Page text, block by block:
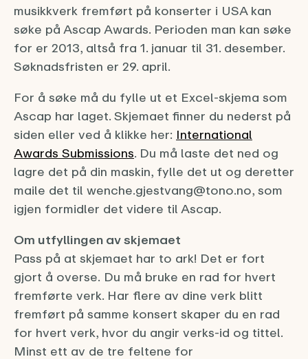
musikkverk fremført på konserter i USA kan
søke på Ascap Awards. Perioden man kan søke
for er 2013, altså fra 1. januar til 31. desember.
Søknadsfristen er 29. april.
For å søke må du fylle ut et Excel-skjema som
Ascap har laget. Skjemaet finner du nederst på
siden eller ved å klikke her: International
Awards Submissions. Du må laste det ned og
lagre det på din maskin, fylle det ut og deretter
maile det til wenche.gjestvang@tono.no, som
igjen formidler det videre til Ascap.
Om utfyllingen av skjemaet
Pass på at skjemaet har to ark! Det er fort
gjort å overse. Du må bruke en rad for hvert
fremførte verk. Har flere av dine verk blitt
fremført på samme konsert skaper du en rad
for hvert verk, hvor du angir verks-id og tittel.
Minst ett av de tre feltene for